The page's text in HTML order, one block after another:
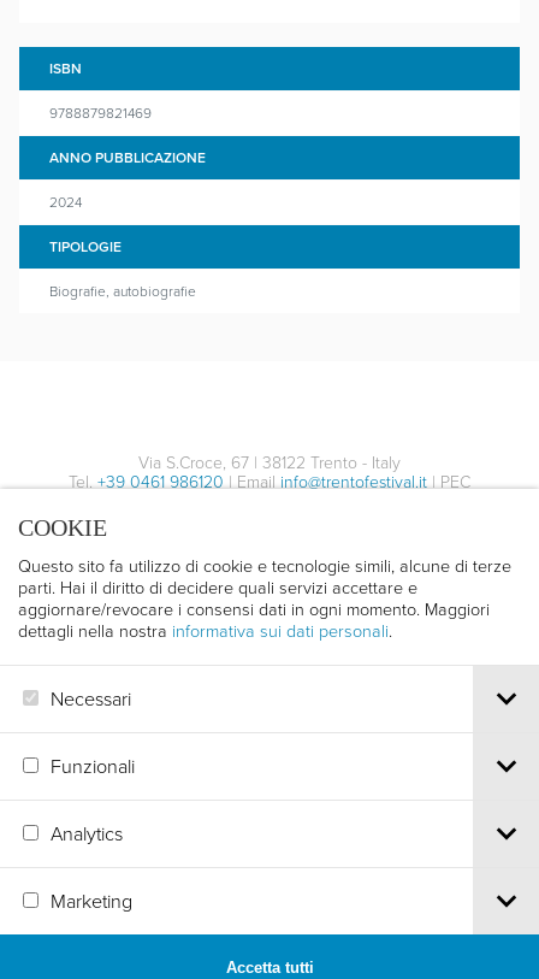
COOKIE
Questo sito fa utilizzo di cookie e tecnologie simili, alcune di terze
parti. Hai il diritto di decidere quali servizi accettare e
aggiornare/revocare i consensi dati in ogni momento. Maggiori
dettagli nella nostra informativa sui dati personali.
Necessari
Funzionali
Analytics
Marketing
Accetta tutti
ISBN
9788879821469
ANNO PUBBLICAZIONE
2024
TIPOLOGIE
Biografie, autobiografie
Via S.Croce, 67 | 38122 Trento - Italy
Tel. +39 0461 986120 | Email info@trentofestival.it | PEC